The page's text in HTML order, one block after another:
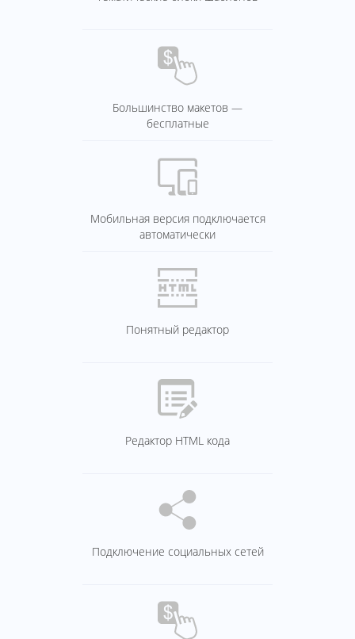
Большинство макетов —
бесплатные
Мобильная версия подключается
автоматически
Понятный редактор
Редактор HTML кода
Подключение социальных сетей